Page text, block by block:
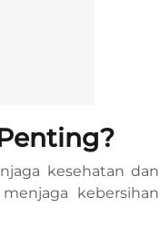
kesehatan dan
kebersihan